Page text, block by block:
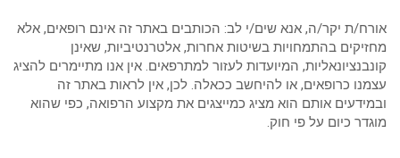
אורח/ת יקר/ה, אנא שים/י לב: הכותבים באתר זה אינם רופאים, אלא
מחזיקים בהתמחויות בשיטות אחרות, אלטרנטיביות, שאינן
קונבנציונאליות, המיועדות לעזור למתרפאים. אין אנו מתיימרים להציג
עצמנו כרופאים, או להיחשב ככאלה. לכן, אין לראות באתר זה
ובמידעים אותם הוא מציג כמייצגים את מקצוע הרפואה, כפי שהוא
מוגדר כיום על פי חוק.